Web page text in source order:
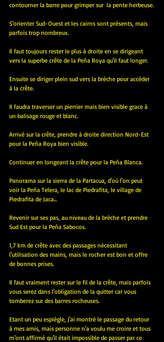
contourner la barre pour grimper sur  la pente herbeuse.
S'orienter Sud-Ouest et les cairns sont présents, mais
parfois trop nombreux.
Il faut toujours rester le plus à droite en se dirigeant
vers la superbe crête de la Peña Roya qu'il faut longer.
Ensuite se diriger plein sud vers la brèche pour accéder
à la crête.
Il faudra traverser un pierrier mais bien visible grace à
un balisage rouge et blanc.
Arrivé sur la crête, prendre à droite direction Nord-Est
pour la Peña Roya bien visible.
Continuer en longeant la crête pour la Peña Blanca.
Panorama sur la sierra de la Partacua, d'où l'on peut
voir la Peña Telera, le lac de Piedrafita, le village de
Piedrafita de Jaca...
Revenir sur ses pas, au niveau de la brèche et prendre
Sud Est pour la Peña Sabocos.
1,7 km de crête avec des passages nécessitant
l'utilisation des mains, mais le rocher est bon et offre
de bonnes prises.
Il faut vraiment rester sur le fil de la crête, mais parfois
vous serez dans l'obligation de la quitter car vous
tomberez sur des barres rocheuses.
Etant un peu espiègle, j'ai montré le passage du retour
à mes amis, mais personne n'a voulu me croire et tous
m'ont affirmé qu'il était impossible de passer par ce